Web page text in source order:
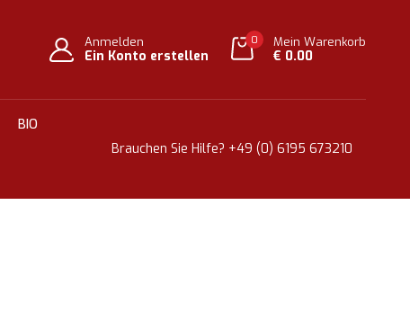
Anmelden
Ein Konto erstellen
0 Mein Warenkorb
€ 0.00
BIO
Brauchen Sie Hilfe? +49 (0) 6195 673210